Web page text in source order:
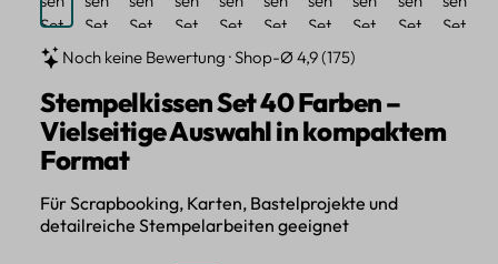
Noch keine Bewertung · Shop-Ø 4,9 (175)
Stempelkissen Set 40 Farben –
Vielseitige Auswahl in kompaktem
Format
Für Scrapbooking, Karten, Bastelprojekte und
detailreiche Stempelarbeiten geeignet